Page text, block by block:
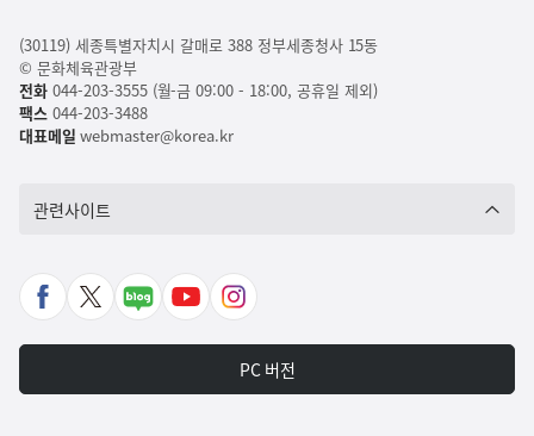
(30119) 세종특별자치시 갈매로 388 정부세종청사 15동
© 문화체육관광부
전화044-203-3555 (월-금 09:00 - 18:00, 공휴일 제외)
팩스044-203-3488
대표메일 webmaster@korea.kr
관련사이트
페
북
X
가
네
포
유
바
인
타
그
PC 버전